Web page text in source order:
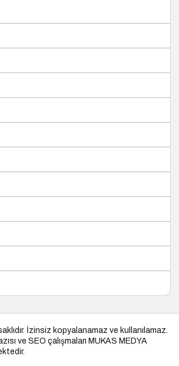
İzinsiz kopyalanamaz ve kullanılamaz.
ve SEO çalışmaları MUKAS MEDYA